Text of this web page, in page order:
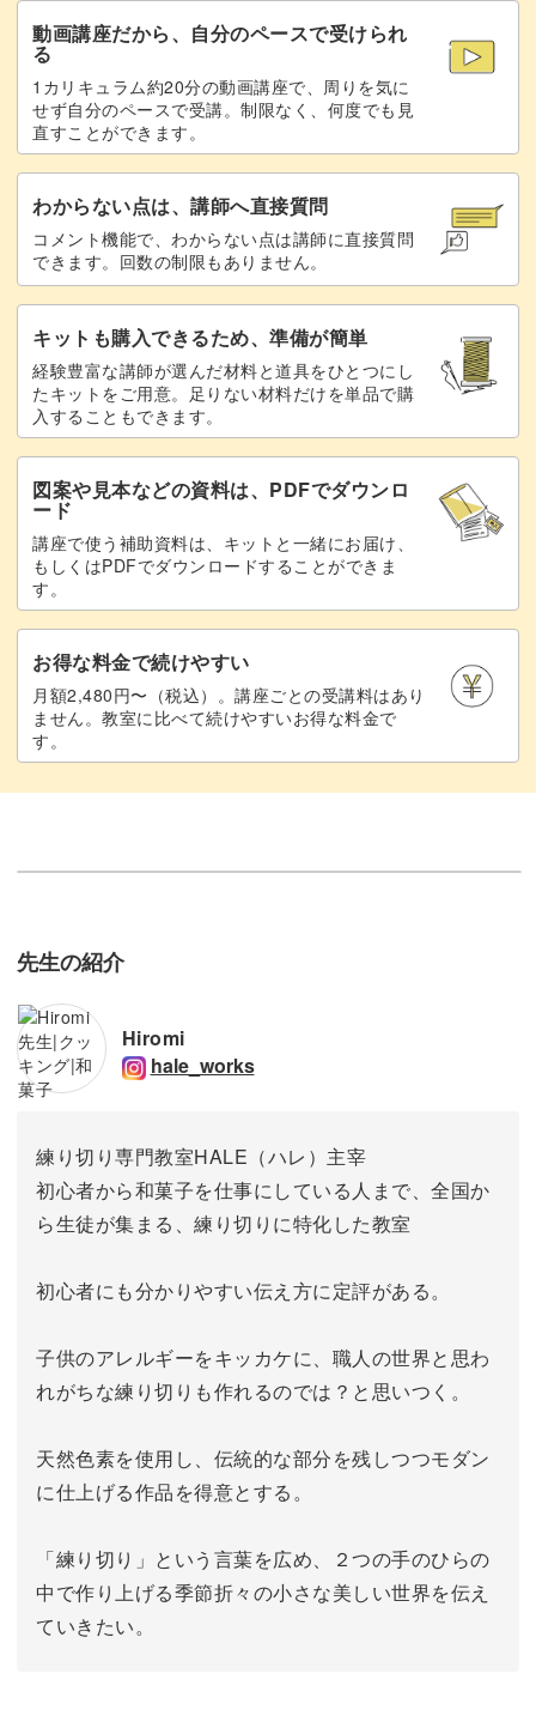
赤い実をのせる 27:21
つや天で仕上げたい場合
氷餅を使って雪を表現する方法 29:56
完成♪ 31:01
動画講座だから、自分のペースで受けられ
る
1カリキュラム約20分の動画講座で、周りを気に
せず自分のペースで受講。制限なく、何度でも見
直すことができます。
わからない点は、講師へ直接質問
コメント機能で、わからない点は講師に直接質問
できます。回数の制限もありません。
キットも購入できるため、準備が簡単
経験豊富な講師が選んだ材料と道具をひとつにし
たキットをご用意。足りない材料だけを単品で購
入することもできます。
図案や見本などの資料は、PDFでダウンロ
ード
講座で使う補助資料は、キットと一緒にお届け、
もしくはPDFでダウンロードすることができま
す。
お得な料金で続けやすい
月額2,480円〜（税込）。講座ごとの受講料はあり
ません。教室に比べて続けやすいお得な料金で
す。
先生の紹介
Hiromi
hale_works
練り切り専門教室HALE（ハレ）主宰
初心者から和菓子を仕事にしている人まで、全国か
ら生徒が集まる、練り切りに特化した教室
初心者にも分かりやすい伝え方に定評がある。
子供のアレルギーをキッカケに、職人の世界と思わ
れがちな練り切りも作れるのでは？と思いつく。
天然色素を使用し、伝統的な部分を残しつつモダン
に仕上げる作品を得意とする。
「練り切り」という言葉を広め、２つの手のひらの
中で作り上げる季節折々の小さな美しい世界を伝え
ていきたい。